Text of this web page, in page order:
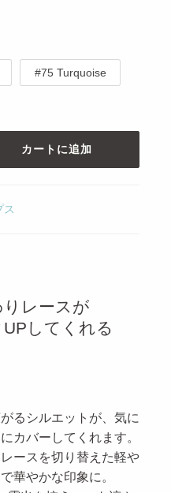
#75 Turquoise
カートに追加
ス
レースが
してくれる
るシルエットが、気に
カバーしてくれます。
ースを切り替えた軽や
華やかな印象に。